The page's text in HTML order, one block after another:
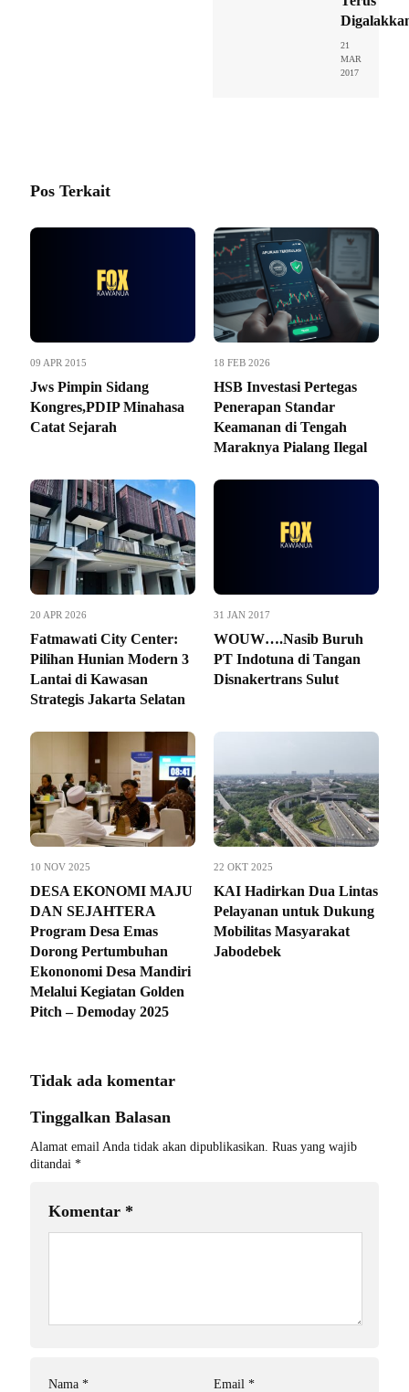
21
MAR
2017
Pos Terkait
09 APR 2015
Jws Pimpin Sidang
Kongres,PDIP Minahasa
Catat Sejarah
18 FEB 2026
HSB Investasi Pertegas
Penerapan Standar
Keamanan di Tengah
Maraknya Pialang Ilegal
20 APR 2026
Fatmawati City Center:
Pilihan Hunian Modern 3
Lantai di Kawasan
Strategis Jakarta Selatan
31 JAN 2017
WOUW….Nasib Buruh
PT Indotuna di Tangan
Disnakertrans Sulut
10 NOV 2025
DESA EKONOMI MAJU
DAN SEJAHTERA
Program Desa Emas
Dorong Pertumbuhan
Ekononomi Desa Mandiri
Melalui Kegiatan Golden
Pitch – Demoday 2025
22 OKT 2025
KAI Hadirkan Dua Lintas
Pelayanan untuk Dukung
Mobilitas Masyarakat
Jabodebek
Tidak ada komentar
Tinggalkan Balasan
Alamat email Anda tidak akan dipublikasikan. Ruas yang wajib
ditandai *
Komentar *
Nama * Email *